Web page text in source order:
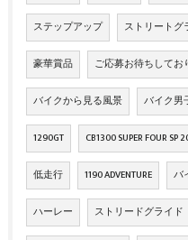
ステップアップ ストリートグ
豪華賞品 ご応募お待ちしてお
バイクから見る風景 バイク男
1290GT CB1300 SUPER FOUR SP
低走行 1190 ADVENTURE バ
ハーレー ストリードグライド